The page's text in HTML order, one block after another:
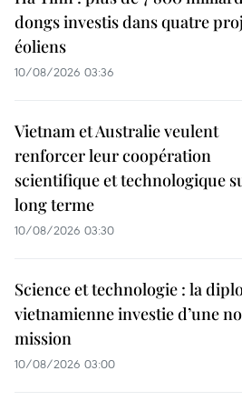
dongs investis dans quatre
éoliens
10/08/2026 03:36
Vietnam et Australie veulent
renforcer leur coopération
scientifique et technologique
long terme
10/08/2026 03:30
Science et technologie : la
vietnamienne investie d’une
mission
10/08/2026 03:00